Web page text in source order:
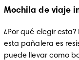
Mochila de viaje
¿Por qué elegir
esta pañalera es
puede llevar como